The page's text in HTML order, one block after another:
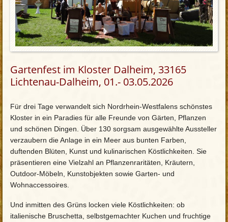
Gartenfest im Kloster Dalheim, 33165
Lichtenau-Dalheim, 01.- 03.05.2026
Für drei Tage verwandelt sich Nordrhein-Westfalens schönstes
Kloster in ein Paradies für alle Freunde von Gärten, Pflanzen
und schönen Dingen. Über 130 sorgsam ausgewählte Aussteller
verzaubern die Anlage in ein Meer aus bunten Farben,
duftenden Blüten, Kunst und kulinarischen Köstlichkeiten. Sie
präsentieren eine Vielzahl an Pflanzenraritäten, Kräutern,
Outdoor-Möbeln, Kunstobjekten sowie Garten- und
Wohnaccessoires.
Und inmitten des Grüns locken viele Köstlichkeiten: ob
italienische Bruschetta, selbstgemachter Kuchen und fruchtige